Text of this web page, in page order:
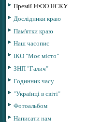
Премії ІФОО НСКУ
Дослідники краю
Пам'ятки краю
Наш часопис
ІКО "Моє місто"
ЗНП "Галич"
Годинник часу
"Українці в світі"
Фотоальбом
Написати нам